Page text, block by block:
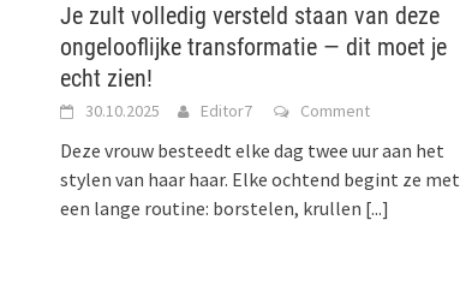
Je zult volledig versteld staan van deze
ongelooflijke transformatie — dit moet je
echt zien!
30.10.2025 Editor7 Comment
Deze vrouw besteedt elke dag twee uur aan het
stylen van haar haar. Elke ochtend begint ze met
een lange routine: borstelen, krullen [...]